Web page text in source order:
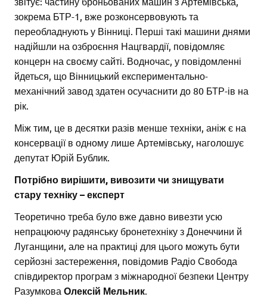
зокрема БТР-1, вже розконсервовують та
переобладнують у Вінниці. Перші такі машини днями
надійшли на озброєння Нацгвардії, повідомляє
концерн на своєму сайті. Водночас, у повідомленні
йдеться, що Вінницький експериментально-
механічний завод здатен осучаснити до 80 БТР-ів на
рік.
Між тим, це в десятки разів менше техніки, аніж є на
консервації в одному лише Артемівську, наголошує
депутат Юрій Бублик.
Потрібно вирішити, вивозити чи знищувати
стару техніку – експерт
Теоретично треба було вже давно вивезти усю
непрацюючу радянську бронетехніку з Донеччини й
Луганщини, але на практиці для цього можуть бути
серйозні застереження, повідомив Радіо Свобода
співдиректор програм з міжнародної безпеки Центру
Разумкова Олексій Мельник.